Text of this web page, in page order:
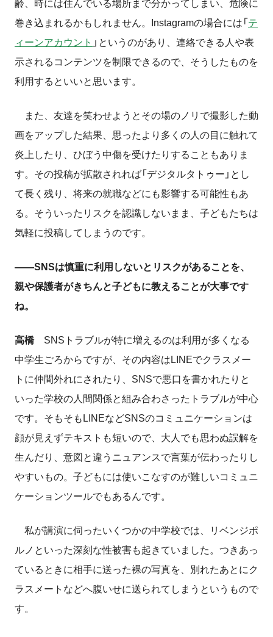
齢、時には住んでいる場所まで分かってしまい、危険に
巻き込まれるかもしれません。Instagramの場合には「 テ
ィーンアカウント 」というのがあり、連絡できる人や表
示されるコンテンツを制限できるので、そうしたものを
利用するといいと思います。
また、友達を笑わせようとその場のノリで撮影した動
画をアップした結果、思ったより多くの人の目に触れて
炎上したり、ひぼう中傷を受けたりすることもありま
す。その投稿が拡散されれば「デジタルタトゥー」とし
て長く残り、将来の就職などにも影響する可能性もあ
る。そういったリスクを認識しないまま、子どもたちは
気軽に投稿してしまうのです。
――SNSは慎重に利用しないとリスクがあることを、
親や保護者がきちんと子どもに教えることが大事です
ね。
高橋SNSトラブルが特に増えるのは利用が多くなる
中学生ごろからですが、その内容はLINEでクラスメー
トに仲間外れにされたり、SNSで悪口を書かれたりと
いった学校の人間関係と組み合わさったトラブルが中心
です。そもそもLINEなどSNSのコミュニケーションは
顔が見えずテキストも短いので、大人でも思わぬ誤解を
生んだり、意図と違うニュアンスで言葉が伝わったりし
やすいもの。子どもには使いこなすのが難しいコミュニ
ケーションツールでもあるんです。
私が講演に伺ったいくつかの中学校では、リベンジポ
ルノといった深刻な性被害も起きていました。つきあっ
ているときに相手に送った裸の写真を、別れたあとにク
ラスメートなどへ腹いせに送られてしまうというもので
す。